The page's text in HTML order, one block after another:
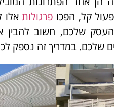
קל, הפכו פרגולותאלו
שלכם, חשוב להבין את
שלכם. במדריך זה נספק